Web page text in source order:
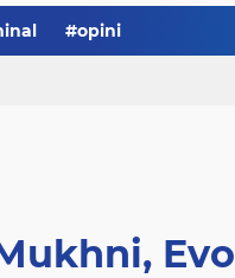
#opini
Evo